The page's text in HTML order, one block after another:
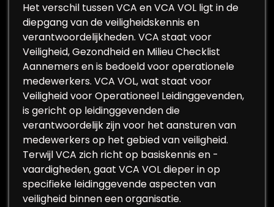
Het verschil tussen VCA en VCA VOL ligt in de
diepgang van de veiligheidskennis en
verantwoordelijkheden. VCA staat voor
Veiligheid, Gezondheid en Milieu Checklist
Aannemers en is bedoeld voor operationele
medewerkers. VCA VOL, wat staat voor
Veiligheid voor Operationeel Leidinggevenden,
is gericht op leidinggevenden die
verantwoordelijk zijn voor het aansturen van
medewerkers op het gebied van veiligheid.
Terwijl VCA zich richt op basiskennis en -
vaardigheden, gaat VCA VOL dieper in op
specifieke leidinggevende aspecten van
veiligheid binnen een organisatie.